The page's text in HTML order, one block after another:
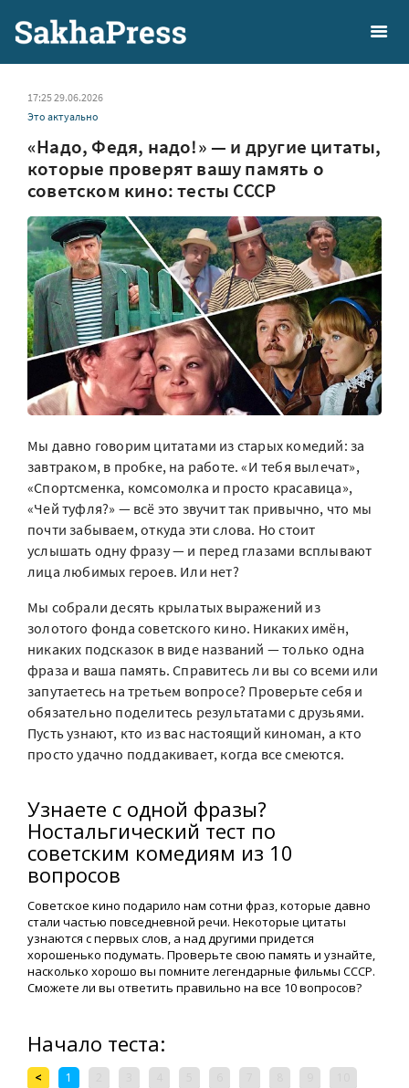
17:25 29.06.2026
Это актуально
«Надо, Федя, надо!» — и другие цитаты,
которые проверят вашу память о
советском кино: тесты СССР
Мы давно говорим цитатами из старых комедий: за
завтраком, в пробке, на работе. «И тебя вылечат»,
«Спортсменка, комсомолка и просто красавица»,
«Чей туфля?» — всё это звучит так привычно, что мы
почти забываем, откуда эти слова. Но стоит
услышать одну фразу — и перед глазами всплывают
лица любимых героев. Или нет?
Мы собрали десять крылатых выражений из
золотого фонда советского кино. Никаких имён,
никаких подсказок в виде названий — только одна
фраза и ваша память. Справитесь ли вы со всеми или
запутаетесь на третьем вопросе? Проверьте себя и
обязательно поделитесь результатами с друзьями.
Пусть узнают, кто из вас настоящий киноман, а кто
просто удачно поддакивает, когда все смеются.